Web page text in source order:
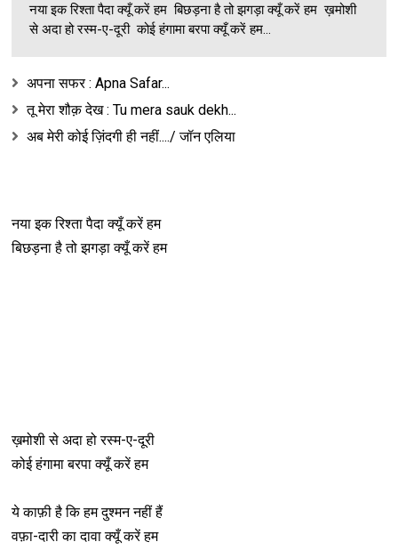
नया इक रिश्ता पैदा क्यूँ करें हम बिछड़ना है तो झगड़ा क्यूँ करें हम ख़मोशी
से अदा हो रस्म-ए-दूरी कोई हंगामा बरपा क्यूँ करें हम...
अपना सफर : Apna Safar...
तू मेरा शौक़ देख : Tu mera sauk dekh...
अब मेरी कोई ज़िंदगी ही नहीं..../ जॉन एलिया
नया इक रिश्ता पैदा क्यूँ करें हम
बिछड़ना है तो झगड़ा क्यूँ करें हम
ख़मोशी से अदा हो रस्म-ए-दूरी
कोई हंगामा बरपा क्यूँ करें हम
ये काफ़ी है कि हम दुश्मन नहीं हैं
वफ़ा-दारी का दावा क्यूँ करें हम